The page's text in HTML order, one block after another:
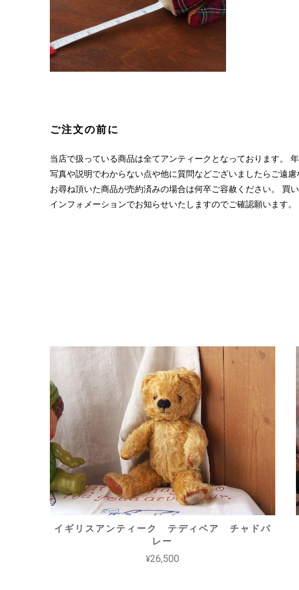
ご注文の前に
当店で扱っている商品は全てアンティークとなっております。
写真や説明でわからない点や他に質問などございましたらご遠
お尋ね頂いた商品が売約済みの場合は何卒ご容赦ください。 買
インフォメーションでお知らせいたしますのでご確認願います。
イギリスアンティーク テディベア チャドバ
レー
¥26,500